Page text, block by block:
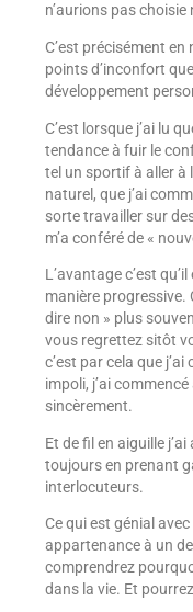
n’aurions pas
C’est précisément
points d’inconfort
développement
C’est lorsque j’ai lu
tendance à fuir le
tel un sportif à aller à
naturel, que j’ai
sorte travailler sur
m’a conféré de «
L’avantage c’est
manière progressive.
dire non » plus
vous regrettez sitôt
c’est par cela que
impoli, j’ai
sincèrement.
Et de fil en aiguille
toujours en prenant
interlocuteurs.
Ce qui est génial avec
appartenance à un
comprendrez
dans la vie. Et